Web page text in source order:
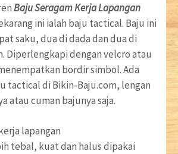
Baju Seragam Kerja Lapangan
ini ialah baju tactical. Baju ini
saku, dua di dada dan dua di
Diperlengkapi dengan velcro atau
bordir simbol. Ada
tactical di Bikin-Baju.com, lengan
atau cuman bajunya saja.
lapangan
tebal, kuat dan halus dipakai